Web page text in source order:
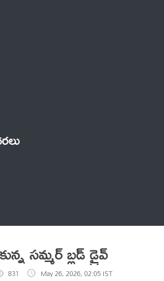
సమ్మర్ బ్లడ్ డ్రైవ్
831 May 26, 2026, 02:05 IST